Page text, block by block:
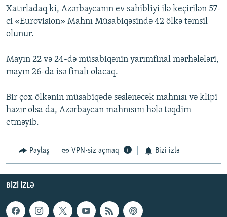
Xatırladaq ki, Azərbaycanın ev sahibliyi ilə keçirilən 57-
ci «Eurovision» Mahnı Müsabiqəsində 42 ölkə təmsil
olunur.
Mayın 22 və 24-də müsabiqənin yarımfinal mərhələləri,
mayın 26-da isə finalı olacaq.
Bir çox ölkənin müsabiqədə səslənəcək mahnısı və klipi
hazır olsa da, Azərbaycan mahnısını hələ təqdim
etməyib.
Paylaş VPN-siz açmaq Bizi izlə
BIZI IZLƏ